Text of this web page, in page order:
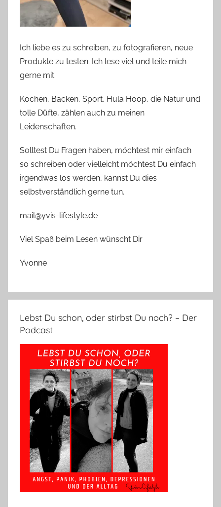
Ich liebe es zu schreiben, zu fotografieren, neue
Produkte zu testen. Ich lese viel und teile mich
gerne mit.
Kochen, Backen, Sport, Hula Hoop, die Natur und
tolle Düfte, zählen auch zu meinen
Leidenschaften.
Solltest Du Fragen haben, möchtest mir einfach
so schreiben oder vielleicht möchtest Du einfach
irgendwas los werden, kannst Du dies
selbstverständlich gerne tun.
mail@yvis-lifestyle.de
Viel Spaß beim Lesen wünscht Dir
Yvonne
Lebst Du schon, oder stirbst Du noch? – Der
Podcast